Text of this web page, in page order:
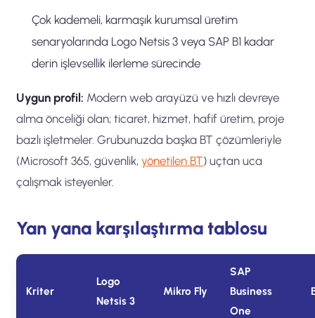
Çok kademeli, karmaşık kurumsal üretim
senaryolarında Logo Netsis 3 veya SAP B1 kadar
derin işlevsellik ilerleme sürecinde
Uygun profil: Modern web arayüzü ve hızlı devreye
alma önceliği olan; ticaret, hizmet, hafif üretim, proje
bazlı işletmeler. Grubunuzda başka BT çözümleriyle
(Microsoft 365, güvenlik,yönetilen BT) uçtan uca
çalışmak isteyenler.
Yan yana karşılaştırma tablosu
Kriter
Logo
Netsis 3
Mikro Fly
SAP
Business
One